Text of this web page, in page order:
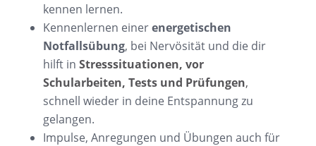
kennen lernen.
Kennenlernen einerenergetischen
Notfallsübung, bei Nervösität und die dir
hilft in Stresssituationen, vor
Schularbeiten, Tests und Prüfungen,
schnell wieder in deine Entspannung zu
gelangen.
Impulse, Anregungen und Übungen auch für